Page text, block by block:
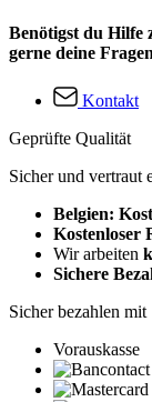
Benötigst du Hilfe
gerne deine
Kontakt
Geprüfte Qualität
Sicher und vertraut
Belgien:
Kostenloser
Wir arbeiten
Sichere
Sicher bezahlen mit
Vorauskasse